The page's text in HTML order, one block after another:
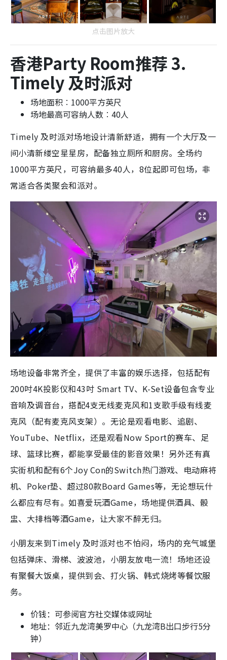
点击图片放大
香港Party Room推荐 3.
Timely 及时派对
场地面积︰1000平方英尺
场地最高可容纳人数︰40人
Timely 及时派对场地设计清新舒适，拥有一个大厅及一
间小清新缕空星星房，配备独立厕所和厨房。全场约
1000平方英尺，可容纳最多40人，8位起即可包场，非
常适合各类聚会和派对。
场地设备非常齐全，提供了丰富的娱乐选择，包括配有
200吋4K投影仪和43吋 Smart TV、K-Set设备包含专业
音响及调音台，搭配4支无线麦克风和1支歌手级有线麦
克风（配有麦克风支架）。无论是观看电影、追剧、
YouTube、Netflix，还是观看Now Sport的赛车、足
球、篮球比赛，都能享受最佳的影音效果！另外还有真
实街机和配有6个Joy Con的Switch热门游戏、电动麻将
机、Poker垫、超过80款Board Games等，无论想玩什
么都应有尽有。如喜爱玩酒Game，场地提供酒具、骰
盅、大排档等酒Game，让大家不醉无归。
小朋友来到Timely 及时派对也不怕闷，场内的充气城堡
包括弹床、滑梯、波波池，小朋友放电一流！场地还设
有聚餐大饭桌，提供到会、打火锅、韩式烧烤等餐饮服
务。
价钱：可参阅官方社交媒体或网址
地址：邻近九龙湾美罗中心（九龙湾B出口步行5分
钟）